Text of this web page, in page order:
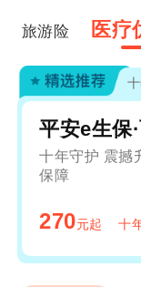
旅游险 医疗
平安e生保
十年守护 震撼
保障
270元起 十